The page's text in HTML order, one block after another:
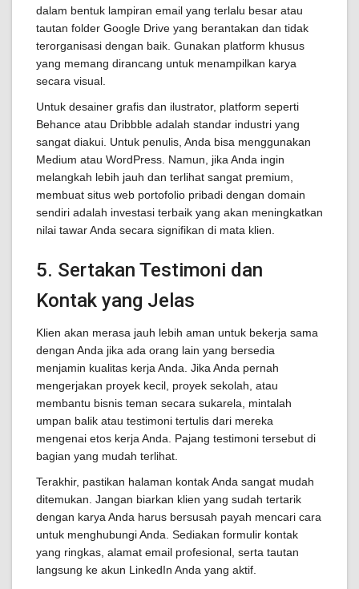
dalam bentuk lampiran email yang terlalu besar atau
tautan folder Google Drive yang berantakan dan tidak
terorganisasi dengan baik. Gunakan platform khusus
yang memang dirancang untuk menampilkan karya
secara visual.
Untuk desainer grafis dan ilustrator, platform seperti
Behance atau Dribbble adalah standar industri yang
sangat diakui. Untuk penulis, Anda bisa menggunakan
Medium atau WordPress. Namun, jika Anda ingin
melangkah lebih jauh dan terlihat sangat premium,
membuat situs web portofolio pribadi dengan domain
sendiri adalah investasi terbaik yang akan meningkatkan
nilai tawar Anda secara signifikan di mata klien.
5. Sertakan Testimoni dan
Kontak yang Jelas
Klien akan merasa jauh lebih aman untuk bekerja sama
dengan Anda jika ada orang lain yang bersedia
menjamin kualitas kerja Anda. Jika Anda pernah
mengerjakan proyek kecil, proyek sekolah, atau
membantu bisnis teman secara sukarela, mintalah
umpan balik atau testimoni tertulis dari mereka
mengenai etos kerja Anda. Pajang testimoni tersebut di
bagian yang mudah terlihat.
Terakhir, pastikan halaman kontak Anda sangat mudah
ditemukan. Jangan biarkan klien yang sudah tertarik
dengan karya Anda harus bersusah payah mencari cara
untuk menghubungi Anda. Sediakan formulir kontak
yang ringkas, alamat email profesional, serta tautan
langsung ke akun LinkedIn Anda yang aktif.